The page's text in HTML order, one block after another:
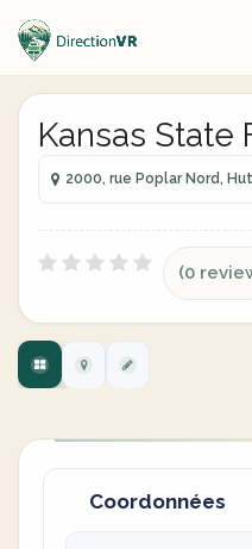
Kansas State
2000, rue Poplar Nord,
(0
Coordonnées